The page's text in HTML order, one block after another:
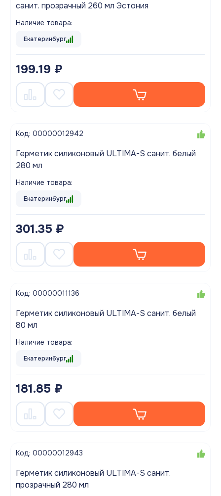
санит. прозрачный 260 мл Эстония
Наличие товара:
Екатеринбург
199.19 ₽
Код: 00000012942
Герметик силиконовый ULTIMA-S санит. белый
280 мл
Наличие товара:
Екатеринбург
301.35 ₽
Код: 00000011136
Герметик силиконовый ULTIMA-S санит. белый
80 мл
Наличие товара:
Екатеринбург
181.85 ₽
Код: 00000012943
Герметик силиконовый ULTIMA-S санит.
прозрачный 280 мл